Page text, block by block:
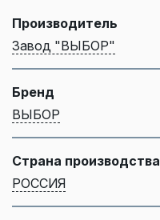
Производитель
Завод "ВЫБОР"
Бренд
ВЫБОР
Страна производства
РОССИЯ